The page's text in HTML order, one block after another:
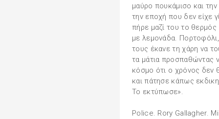
μαύρο πουκάμισο και
την εποχή που δεν είχε
πήρε μαζί του το
με λεμονάδα. Πορτοφόλι,
τους έκανε τη χάρη να
τα μάτια προσπαθώντας
κόσμο ότι ο χρόνος δεν
και πάτησε κάπως
Το εκτύπωσε».
Police. Rory Gallagher.